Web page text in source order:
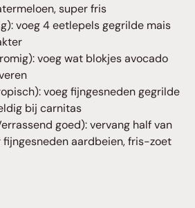
super fris
voeg 4 eetlepels gegrilde mais
voeg wat blokjes avocado
voeg fijngesneden gegrilde
bij carnitas
goed): vervang half van
aardbeien, fris-zoet